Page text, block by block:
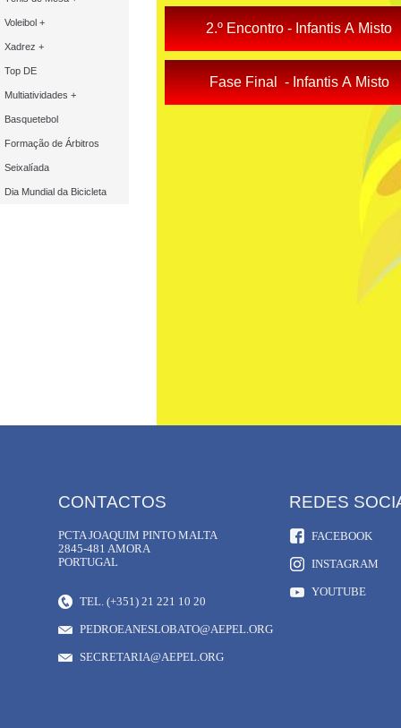
2.º Encontro - Infantis A Misto
Fase Final - Infantis A Misto
Voleibol +
Xadrez +
Top DE
Multiatividades +
Basquetebol
Formação de Árbitros
Seixalíada
Dia Mundial da Bicicleta
TEL. (+351) 21 221 10 20
PEDROEANESLOBATO@AEPEL.ORG
SECRETARIA@AEPEL.ORG
FACEBOOK
INSTAGRAM
YOUTUBE
CONTACTOS
PCTA JOAQUIM PINTO MALTA
2845-481 AMORA
PORTUGAL
REDES